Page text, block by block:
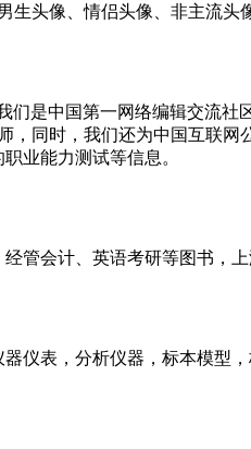
头像、情侣头像、非主流头
们是中国第一网络编辑交流
，同时，我们还为中国互联
业能力测试等信息。
管会计、英语考研等图书，上
仪表，分析仪器，标本模型